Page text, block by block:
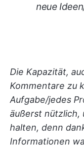
neue
Die Kapazität,
Kommentare zu
Aufgabe/jedes
äußerst nützlich,
halten, denn
Informationen